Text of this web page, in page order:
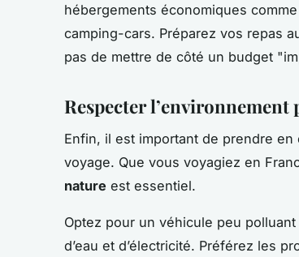
hébergements économiques
camping-cars. Préparez vos repas
pas de mettre de côté un budget
Respecter
Enfin, il est important de prendre en
voyage. Que vous voyagiez en
nature est essentiel.
Optez pour un véhicule peu
d’eau et d’électricité. Préférez les